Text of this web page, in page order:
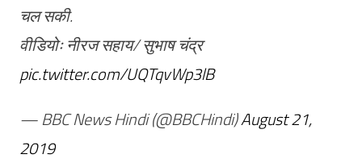
चल सकी.
वीडियोः नीरज सहाय/ सुभाष चंद्र
pic.twitter.com/UQTqvWp3lB
— BBC News Hindi (@BBCHindi)August 21,
2019